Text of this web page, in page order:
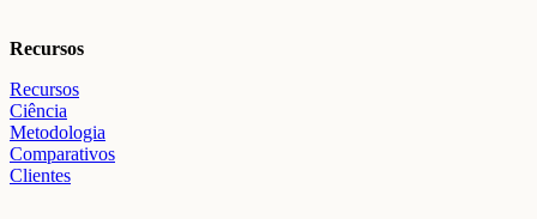
Recursos
Recursos
Ciência
Metodologia
Comparativos
Clientes